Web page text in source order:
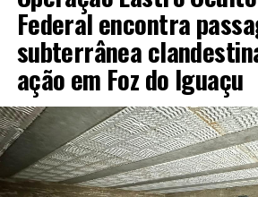
Federal encontra
subterrânea
ação em Foz do Iguaçu